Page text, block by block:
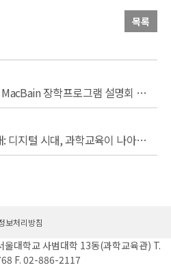
목록
캐나다 McGill대학 McCall MacBain 장학프로그램 설명회 안내
BK 과학교육포럼 개최 안내: 디지털 시대, 과학교육이 나아갈 방향
보처리방침
대학교 사범대학 13동(과학교육관) T.
F. 02-886-2117